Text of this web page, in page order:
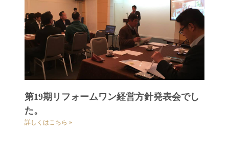
第19期リフォームワン経営方針発表会でし
た。
詳しくはこちら »